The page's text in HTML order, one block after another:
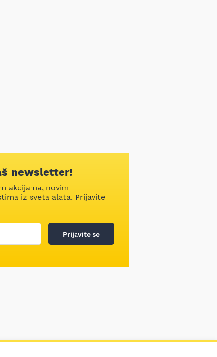
newsletter!
akcijama, novim
iz sveta alata. Prijavite
Prijavite se